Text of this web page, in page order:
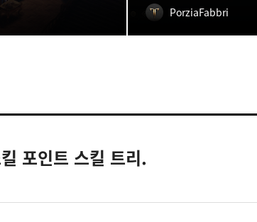
PorziaFabbri
포인트 스킬 트리.